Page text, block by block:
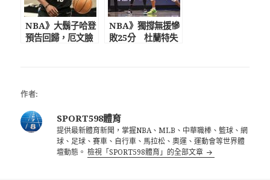
NBA》大鬍子哈登
預告回歸，厄文臉
NBA》獨撐無援慘
敗25分 杜蘭特失
作者:
SPORT598體育
提供最新體育新聞，掌握NBA、MLB、中華職棒、籃球、網
球、足球、賽車、自行車、馬拉松、奧運、運動會等世界體
壇動態。檢視「SPORT598體育」的全部文章